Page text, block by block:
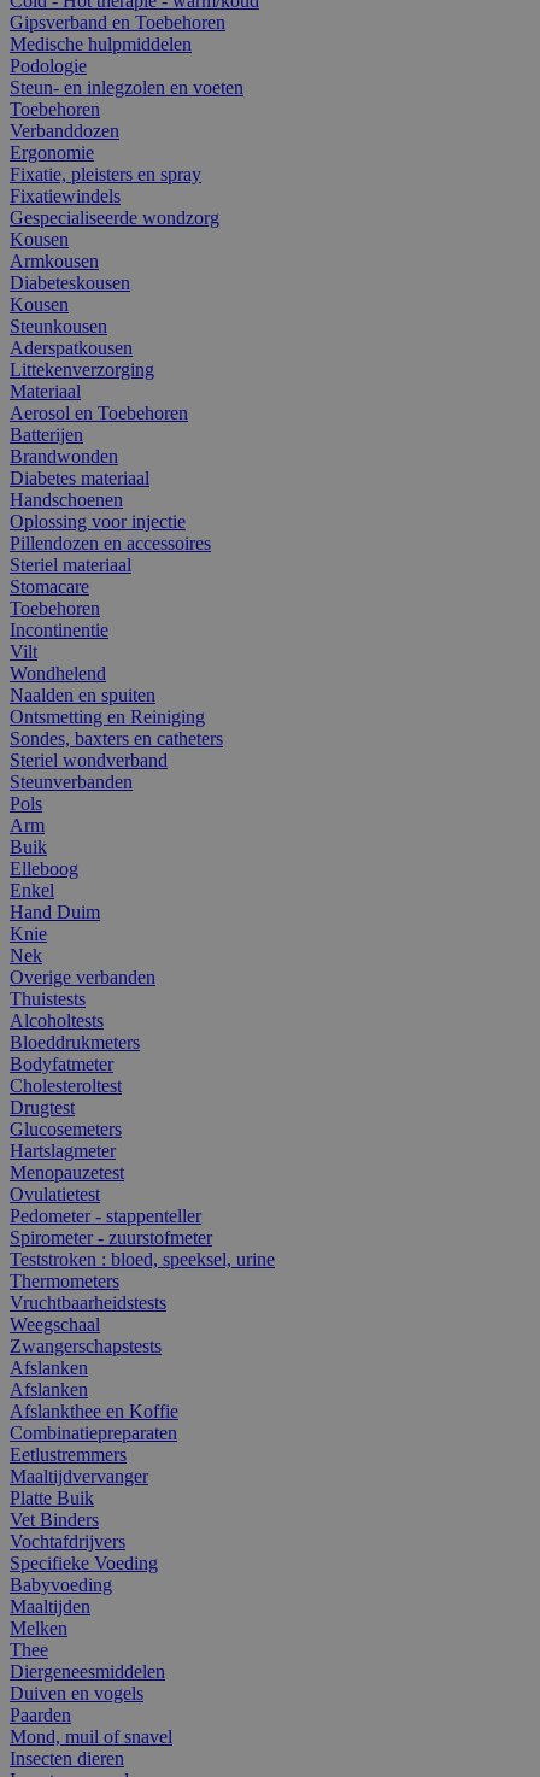
Gipsverband en Toebehoren
Medische hulpmiddelen
Podologie
Steun- en inlegzolen en voeten
Toebehoren
Verbanddozen
Ergonomie
Fixatie, pleisters en spray
Fixatiewindels
Gespecialiseerde wondzorg
Kousen
Armkousen
Diabeteskousen
Kousen
Steunkousen
Aderspatkousen
Littekenverzorging
Materiaal
Aerosol en Toebehoren
Batterijen
Brandwonden
Diabetes materiaal
Handschoenen
Oplossing voor injectie
Pillendozen en accessoires
Steriel materiaal
Stomacare
Toebehoren
Incontinentie
Vilt
Wondhelend
Naalden en spuiten
Ontsmetting en Reiniging
Sondes, baxters en catheters
Steriel wondverband
Steunverbanden
Pols
Arm
Buik
Elleboog
Enkel
Hand Duim
Knie
Nek
Overige verbanden
Thuistests
Alcoholtests
Bloeddrukmeters
Bodyfatmeter
Cholesteroltest
Drugtest
Glucosemeters
Hartslagmeter
Menopauzetest
Ovulatietest
Pedometer - stappenteller
Spirometer - zuurstofmeter
Teststroken : bloed, speeksel, urine
Thermometers
Vruchtbaarheidstests
Weegschaal
Zwangerschapstests
Afslanken
Afslanken
Afslankthee en Koffie
Combinatiepreparaten
Eetlustremmers
Maaltijdvervanger
Platte Buik
Vet Binders
Vochtafdrijvers
Specifieke Voeding
Babyvoeding
Maaltijden
Melken
Thee
Diergeneesmiddelen
Duiven en vogels
Paarden
Mond, muil of snavel
Insecten dieren